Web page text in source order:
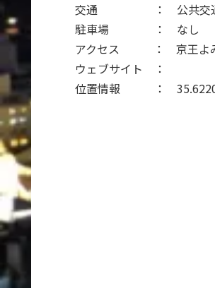
交通 ： 公共交通で
駐車場 ： なし
アクセス ： 京王よみう
ウェブサイト ：
位置情報 ：